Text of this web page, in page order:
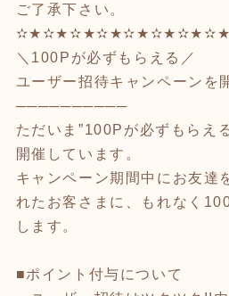
ご了承下さい。
＼100Pが必ずもらえる／
ユーザー招待キャンペーンを
──────────
ただいま”100Pが必ずもらえ
開催しています。
キャンペーン期間中にお友達
れたお客さまに、もれなく
します。
■ポイント付与について